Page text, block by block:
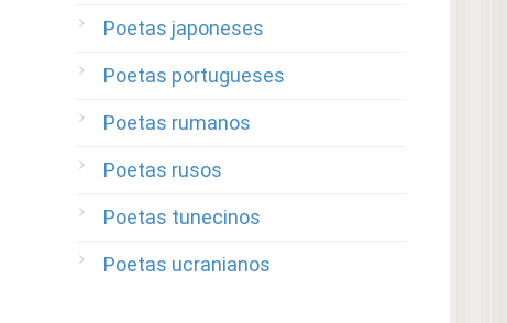
Poetas japoneses
Poetas portugueses
Poetas rumanos
Poetas rusos
Poetas tunecinos
Poetas ucranianos